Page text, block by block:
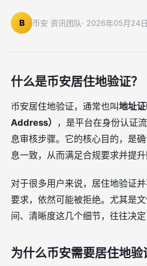
B 币安 资讯团队· 2026年05月24日
什么是币安居住地验证？
币安居住地验证，通常也叫地址
Address） ，是平台在身份认证
息审核步骤。它的核心目的，是
息一致，从而满足合规要求并提升
对于很多用户来说，居住地验证
要求，依然可能被拒绝。尤其是
间、清晰度这几个细节，往往决定
为什么币安需要居住地验